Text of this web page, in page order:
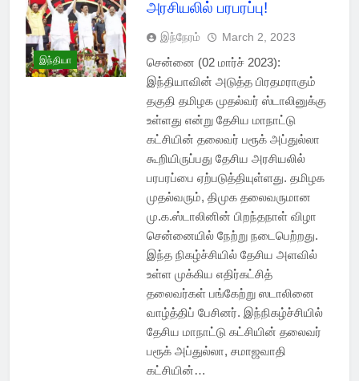
இந்தியா
அரசியலில் பரபரப்பு!
இந்நேரம் March 2, 2023
சென்னை (02 மார்ச் 2023):
இந்தியாவின் அடுத்த பிரதமராகும்
தகுதி தமிழக முதல்வர் ஸ்டாலினுக்கு
உள்ளது என்று தேசிய மாநாட்டு
கட்சியின் தலைவர் பரூக் அப்துல்லா
கூறியிருப்பது தேசிய அரசியலில்
பரபரப்பை ஏற்படுத்தியுள்ளது. தமிழக
முதல்வரும், திமுக தலைவருமான
மு.க.ஸ்டாலினின் பிறந்தநாள் விழா
சென்னையில் நேற்று நடைபெற்றது.
இந்த நிகழ்ச்சியில் தேசிய அளவில்
உள்ள முக்கிய எதிர்கட்சித்
தலைவர்கள் பங்கேற்று ஸடாலினை
வாழ்த்திப் பேசினர். இந்நிகழ்ச்சியில்
தேசிய மாநாட்டு கட்சியின் தலைவர்
பரூக் அப்துல்லா, சமாஜவாதி
கட்சியின்…